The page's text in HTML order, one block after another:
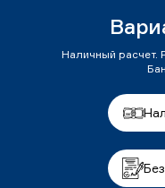
Наличный расчет.